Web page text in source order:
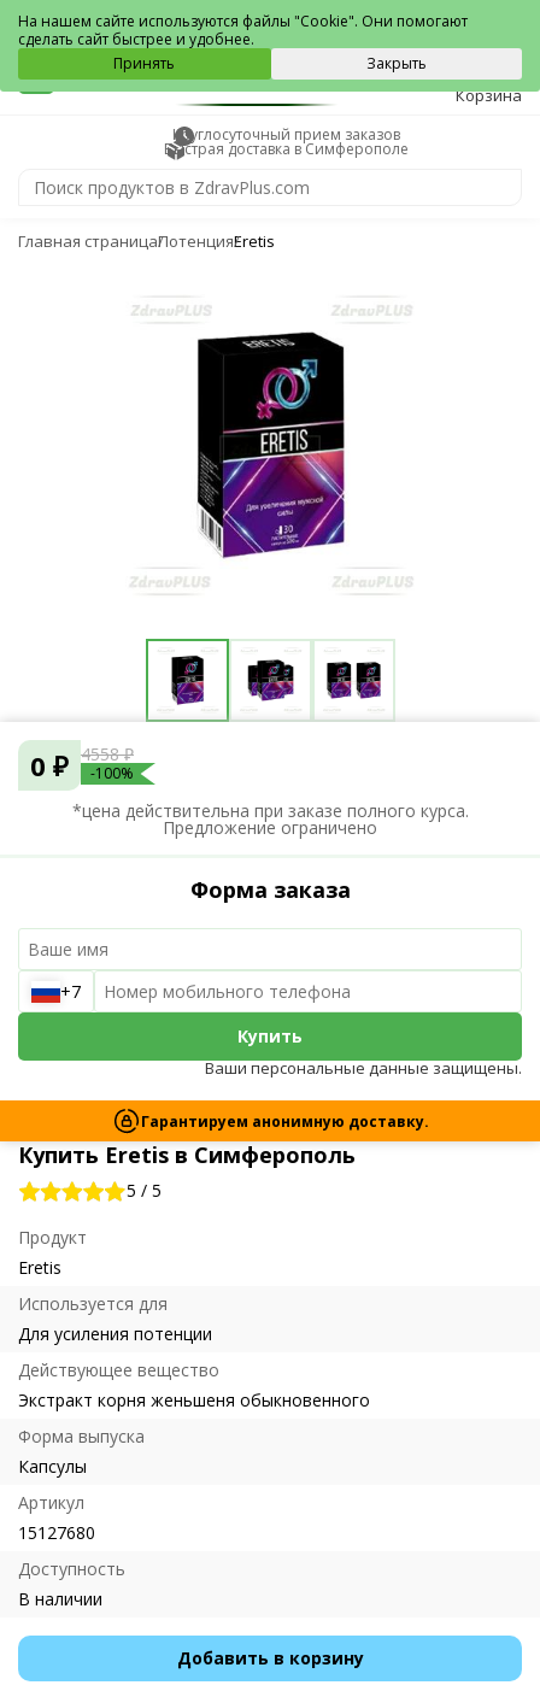
Симферополь
0
Корзина
Круглосуточный прием заказов
Быстрая доставка в Симферополе
Главная страницаПотенцияEretis
Купить Eretis в Симферополь
5 / 5
Продукт
Eretis
Используется для
Для усиления потенции
Действующее вещество
Экстракт корня женьшеня обыкновенного
Форма выпуска
Капсулы
Артикул
15127680
Доступность
В наличии
Добавить в корзину
0 ₽ 4558 ₽
-100%
*цена действительна при заказе полного курса.
Предложение ограничено
Форма заказа
+7
Купить
Ваши персональные данные защищены.
Гарантируем анонимную доставку.
На нашем сайте используются файлы "Cookie". Они помогают
сделать сайт быстрее и удобнее.
Принять
Закрыть